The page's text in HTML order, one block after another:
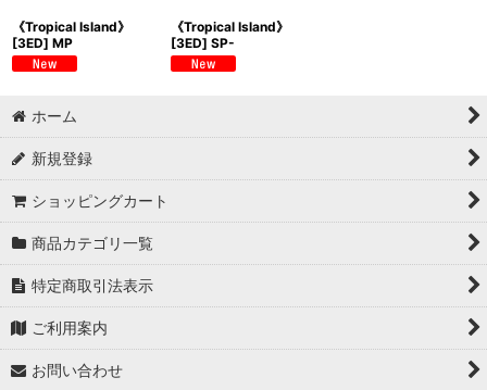
《Tropical Island》
[3ED] MP
《Tropical Island》
[3ED] SP-
ホーム
新規登録
ショッピングカート
商品カテゴリ一覧
特定商取引法表示
ご利用案内
お問い合わせ